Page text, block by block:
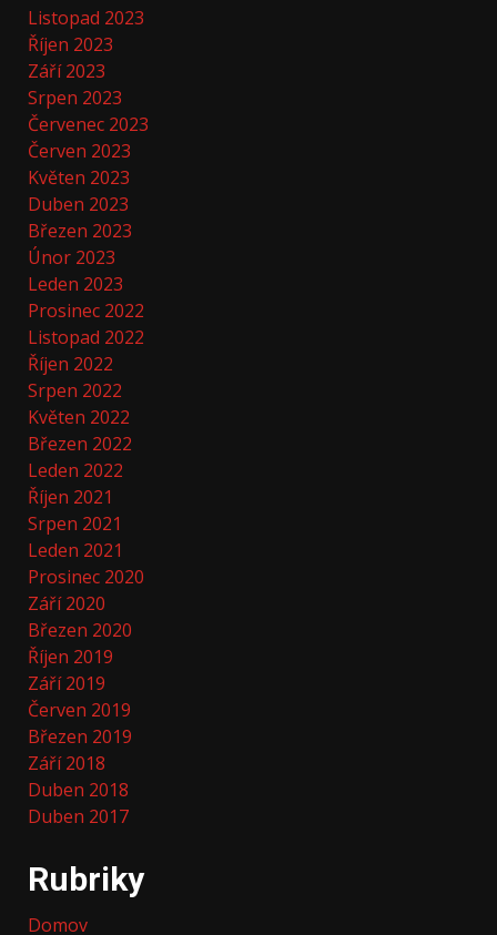
Listopad 2023
Říjen 2023
Září 2023
Srpen 2023
Červenec 2023
Červen 2023
Květen 2023
Duben 2023
Březen 2023
Únor 2023
Leden 2023
Prosinec 2022
Listopad 2022
Říjen 2022
Srpen 2022
Květen 2022
Březen 2022
Leden 2022
Říjen 2021
Srpen 2021
Leden 2021
Prosinec 2020
Září 2020
Březen 2020
Říjen 2019
Září 2019
Červen 2019
Březen 2019
Září 2018
Duben 2018
Duben 2017
Rubriky
Domov